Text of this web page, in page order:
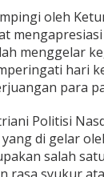
oleh
menggelar
hari
para
Politisi
di gelar
salah